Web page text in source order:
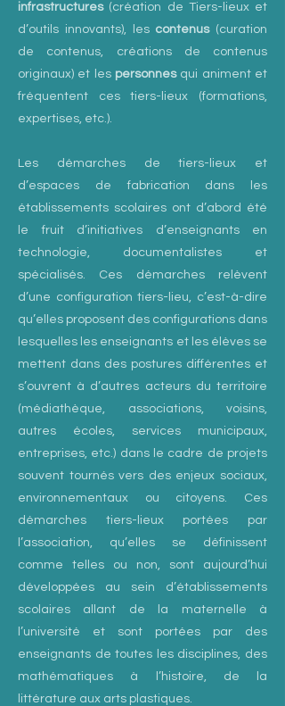
infrastructures (création de Tiers-lieux et
d’outils innovants), les contenus(curation
de contenus, créations de contenus
originaux) et les personnesqui animent et
fréquentent ces tiers-lieux (formations,
expertises, etc.).
Les démarches de tiers-lieux et
d’espaces de fabrication dans les
établissements scolaires ont d’abord été
le fruit d’initiatives d’enseignants en
technologie, documentalistes et
spécialisés. Ces démarches relèvent
d’une configuration tiers-lieu, c’est-à-dire
qu’elles proposent des configurations dans
lesquelles les enseignants et les élèves se
mettent dans des postures différentes et
s’ouvrent à d’autres acteurs du territoire
(médiathèque, associations, voisins,
autres écoles, services municipaux,
entreprises, etc.) dans le cadre de projets
souvent tournés vers des enjeux sociaux,
environnementaux ou citoyens. Ces
démarches tiers-lieux portées par
l’association, qu’elles se définissent
comme telles ou non, sont aujourd’hui
développées au sein d’établissements
scolaires allant de la maternelle à
l’université et sont portées par des
enseignants de toutes les disciplines, des
mathématiques à l’histoire, de la
littérature aux arts plastiques.